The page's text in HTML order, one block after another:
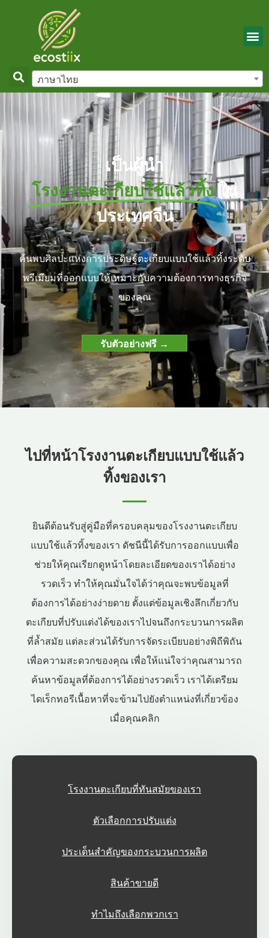
ภาษาไทย
เป็นผู้นำ
โรงงานตะเกียบใช้แล้วทิ้งใน
ประเทศจีน
ค้นพบศิลปะแห่งการประดิษฐ์ตะเกียบแบบใช้แล้วทิ้งระดับ
พรีเมียมที่ออกแบบให้เหมาะกับความต้องการทางธุรกิจ
ของคุณ
รับตัวอย่างฟรี →
ไปที่หน้าโรงงานตะเกียบแบบใช้แล้ว
ทิ้งของเรา
ยินดีต้อนรับสู่คู่มือที่ครอบคลุมของโรงงานตะเกียบ
แบบใช้แล้วทิ้งของเรา ดัชนีนี้ได้รับการออกแบบเพื่อ
ช่วยให้คุณเรียกดูหน้าโดยละเอียดของเราได้อย่าง
รวดเร็ว ทำให้คุณมั่นใจได้ว่าคุณจะพบข้อมูลที่
ต้องการได้อย่างง่ายดาย ตั้งแต่ข้อมูลเชิงลึกเกี่ยวกับ
ตะเกียบที่ปรับแต่งได้ของเราไปจนถึงกระบวนการผลิต
ที่ล้ำสมัย แต่ละส่วนได้รับการจัดระเบียบอย่างพิถีพิถัน
เพื่อความสะดวกของคุณ เพื่อให้แน่ใจว่าคุณสามารถ
ค้นหาข้อมูลที่ต้องการได้อย่างรวดเร็ว เราได้เตรียม
ไดเร็กทอรีเนื้อหาที่จะข้ามไปยังตำแหน่งที่เกี่ยวข้อง
เมื่อคุณคลิก
โรงงานตะเกียบที่ทันสมัยของเรา
ตัวเลือกการปรับแต่ง
ประเด็นสำคัญของกระบวนการผลิต
สินค้าขายดี
ทำไมถึงเลือกพวกเรา